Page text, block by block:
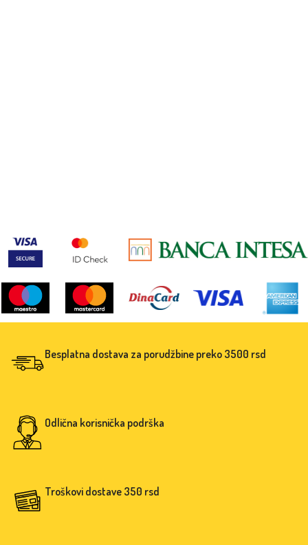
Besplatna dostava za porudžbine preko 3500 rsd
Odlična korisnička podrška
Troškovi dostave 350 rsd